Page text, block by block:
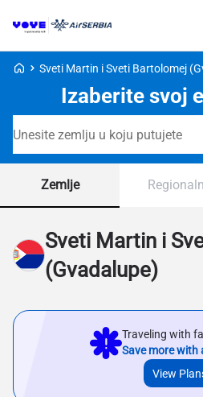
Voye početna stranica
Sveti Martin i Sveti Bartolomej
Izaberite svoj
Zemlje
Sveti Martin i
(Gvadalupe)
Traveling with
Save more with
View